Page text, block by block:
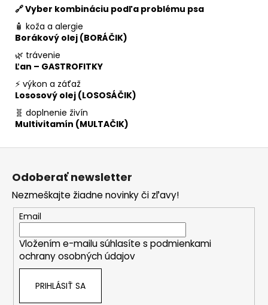
🔗 Vyber kombináciu podľa problému psa
🧴 koža a alergie
Borákový olej (BORÁČIK)
🌿 trávenie
Ľan – GASTROFITKY
⚡ výkon a záťaž
Lososový olej (LOSOSÁČIK)
🧬 doplnenie živín
Multivitamín (MULTAČIK)
Z
Odoberať newsletter
Nezmeškajte žiadne novinky či zľavy!
Email
Vložením e-mailu súhlasíte s podmienkami
ochrany osobných údajov
PRIHLÁSIŤ SA